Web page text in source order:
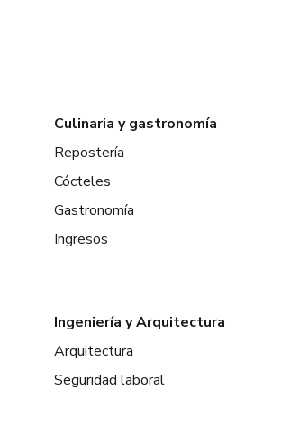
Culinaria y gastronomía
Repostería
Cócteles
Gastronomía
Ingresos
Ingeniería y Arquitectura
Arquitectura
Seguridad laboral